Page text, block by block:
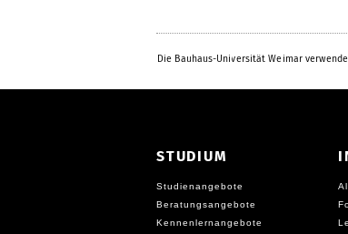
Die Bauhaus-Universität Weimar
STUDIUM
Studienangebote
Beratungsangebote
Kennenlernangebote